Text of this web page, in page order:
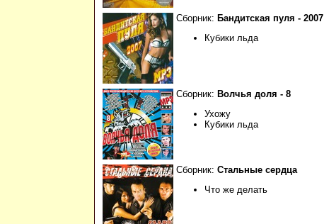
Сборник: Бандитская пуля - 2007
Кубики льда
Сборник: Волчья доля - 8
Ухожу
Кубики льда
Сборник: Стальные сердца
Что же делать